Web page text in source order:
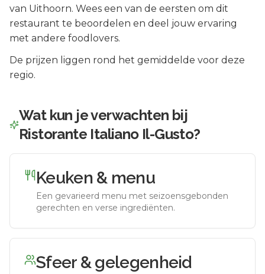
van Uithoorn. Wees een van de eersten om dit
restaurant te beoordelen en deel jouw ervaring
met andere foodlovers.
De prijzen liggen rond het gemiddelde voor deze
regio.
Wat kun je verwachten bij
Ristorante Italiano Il-Gusto?
Keuken & menu
Een gevarieerd menu met seizoensgebonden
gerechten en verse ingrediënten.
Sfeer & gelegenheid